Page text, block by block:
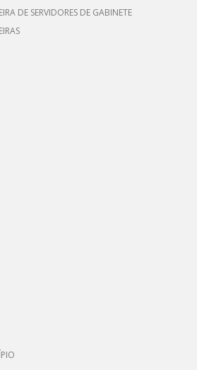
DE SERVIDORES DE GABINETE